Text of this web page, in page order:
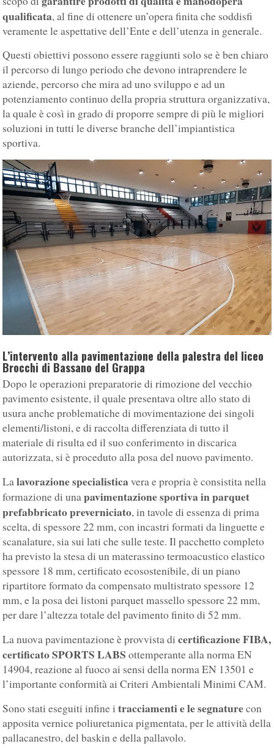
qualificata, al fine di ottenere un’opera finita che soddisfi
veramente le aspettative dell’Ente e dell’utenza in generale.
Questi obiettivi possono essere raggiunti solo se è ben chiaro
il percorso di lungo periodo che devono intraprendere le
aziende, percorso che mira ad uno sviluppo e ad un
potenziamento continuo della propria struttura organizzativa,
la quale è così in grado di proporre sempre di più le migliori
soluzioni in tutti le diverse branche dell’impiantistica
sportiva.
L’intervento alla pavimentazione della palestra del liceo
Brocchi di Bassano del Grappa
Dopo le operazioni preparatorie di rimozione del vecchio
pavimento esistente, il quale presentava oltre allo stato di
usura anche problematiche di movimentazione dei singoli
elementi/listoni, e di raccolta differenziata di tutto il
materiale di risulta ed il suo conferimento in discarica
autorizzata, si è proceduto alla posa del nuovo pavimento.
Lalavorazione specialistica vera e propria è consistita nella
formazione di unapavimentazione sportiva in parquet
prefabbricato preverniciato, in tavole di essenza di prima
scelta, di spessore 22 mm, con incastri formati da linguette e
scanalature, sia sui lati che sulle teste. Il pacchetto completo
ha previsto la stesa di un materassino termoacustico elastico
spessore 18 mm, certificato ecosostenibile, di un piano
ripartitore formato da compensato multistrato spessore 12
mm, e la posa dei listoni parquet massello spessore 22 mm,
per dare l’altezza totale del pavimento finito di 52 mm.
La nuova pavimentazione è provvista dicertificazione FIBA,
certificato SPORTS LABS ottemperante alla norma EN
14904, reazione al fuoco ai sensi della norma EN 13501 e
l’importante conformità ai Criteri Ambientali Minimi CAM.
Sono stati eseguiti infine itracciamenti e le segnaturecon
apposita vernice poliuretanica pigmentata, per le attività della
pallacanestro, del baskin e della pallavolo.